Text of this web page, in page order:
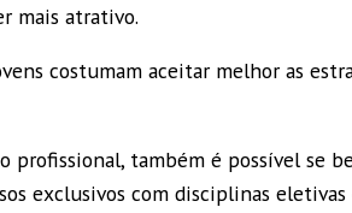
mais atrativo.
costumam aceitar melhor as
profissional, também é possível se
exclusivos com disciplinas eletivas